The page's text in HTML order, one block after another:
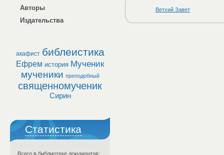
Авторы
Издательства
акафист библеистика
Ефрем история Мученик
мученики преподобный
священномученик
Сирин
Статистика
Всего в библиотеке документов:
Ветхий Завет